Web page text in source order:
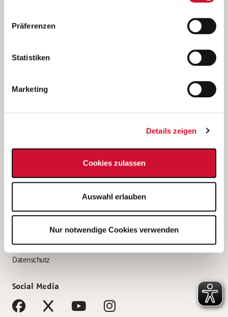
Sie der Speicherung sämtlicher Cookies zu. Sie können
Ihre Einwilligung selbstverständlich jederzeit widerrufen,
indem Sie die Cookie-Einstellungen aufrufen und diese
unsererDatenschutzerklärung
Präferenzen
Statistiken
Marketing
Details zeigen
Cookies zulassen
Auswahl erlauben
Nur notwendige Cookies verwenden
Kantstraße 45a
(Ein Tochterunternehmen des AWO Bezirksverbandes Unterfranken
e.V.)
Bewerbung als Altenpflegehelfer*in
Bewerbung als Erzieher*in
AWO Gliederungen nach Bundesland
Impressum
Datenschutz
Social Media